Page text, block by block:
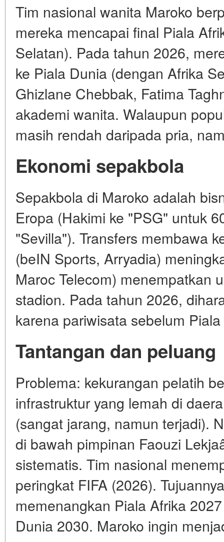
Tim nasional wanita Maroko
mereka mencapai final Piala
Selatan). Pada tahun 2026,
ke Piala Dunia (dengan Afrika
Ghizlane Chebbak, Fatima
akademi wanita. Walaupun
masih rendah daripada pria,
Ekonomi sepakbola
Sepakbola di Maroko adalah
Eropa (Hakimi ke "PSG" untuk
"Sevilla"). Transfers membawa
(beIN Sports, Arryadia)
Maroc Telecom) menempatkan
stadion. Pada tahun 2026,
karena pariwisata sebelum
Tantangan dan peluang
Problema: kekurangan pelatih
infrastruktur yang lemah di
(sangat jarang, namun terjadi).
di bawah pimpinan Faouzi
sistematis. Tim nasional
peringkat FIFA (2026).
memenangkan Piala Afrika
Dunia 2030. Maroko ingin